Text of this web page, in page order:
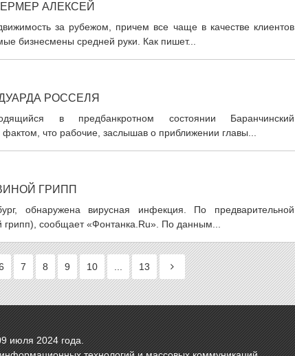
АЛЕКСЕЙ
за рубежом, причем все чаще в качестве клиентов
бизнесмены средней руки. Как пишет...
РОССЕЛЯ
в предбанкротном состоянии Баранчинский
что рабочие, заслышав о приближении главы...
ГРИПП
обнаружена вирусная инфекция. По предварительной
сообщает «Фонтанка.Ru». По данным...
7 8 9 10 13
июля 2024 года.